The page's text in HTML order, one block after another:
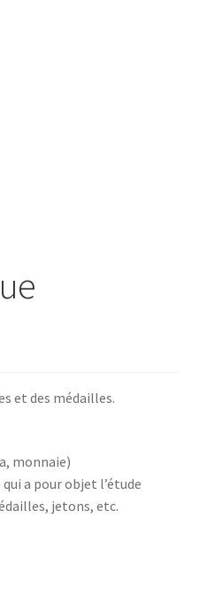
et des médailles.
monnaie)
a pour objet l’étude
jetons, etc.